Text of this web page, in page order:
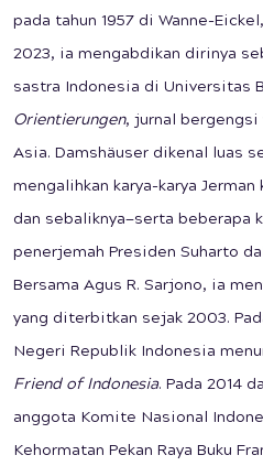
pada tahun 1957 di Wanne-
2023, ia mengabdikan dirinya
sastra Indonesia di Universitas
Orientierungen, jurnal bergengsi
Asia. Damshäuser dikenal luas
mengalihkan karya-karya
dan sebaliknya—serta beberapa
penerjemah Presiden Suharto
Bersama Agus R. Sarjono, ia
yang diterbitkan sejak 2003.
Negeri Republik Indonesia
Friend of Indonesia. Pada 2014
anggota Komite Nasional
Kehormatan Pekan Raya Buku